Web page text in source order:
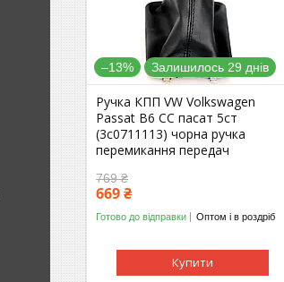
–13% Залишилось 29 днів
Ручка КПП VW Volkswagen
Passat B6 CC пасат 5ст
(3c0711113) чорна ручка
перемикання передач
769 ₴
669 ₴
Готово до відправки Оптом і в роздріб
Купити